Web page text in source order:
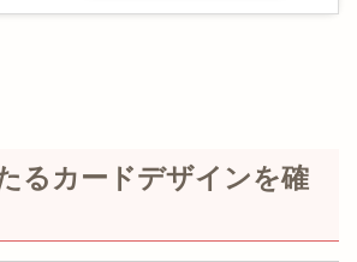
るカードデザインを確